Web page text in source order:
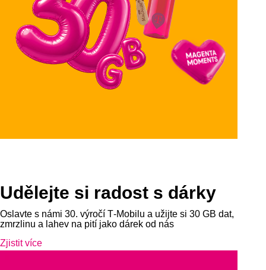
Udělejte si radost s dárky
Oslavte s námi 30. výročí T‑Mobilu a užijte si 30 GB dat,
zmrzlinu a lahev na pití jako dárek od nás
Zjistit více